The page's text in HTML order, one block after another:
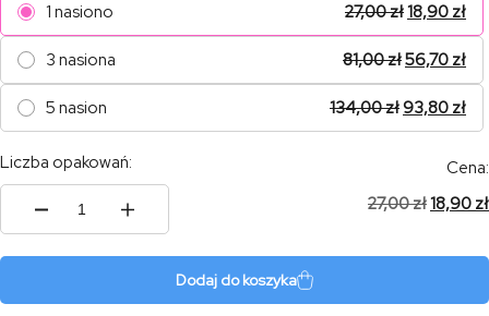
1 nasiono
27,00zł18,90 zł
3 nasiona 81,00zł56,70 zł
5 nasion 134,00zł93,80 zł
Liczba opakowań:
ilość
Cena:
27,00zł18,90 zł
Dodaj do koszyka